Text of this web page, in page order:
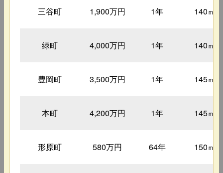
三谷町 1,900万円 1年 140㎡
緑町 4,000万円 1年 140㎡
豊岡町 3,500万円 1年 145㎡
本町 4,200万円 1年 145㎡
形原町 580万円 64年 150㎡